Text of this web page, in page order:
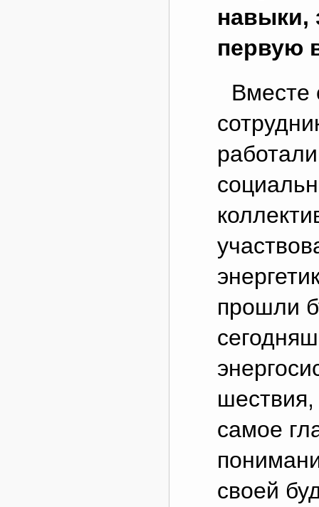
навыки,
первую
Вместе
прошли
самое
своей